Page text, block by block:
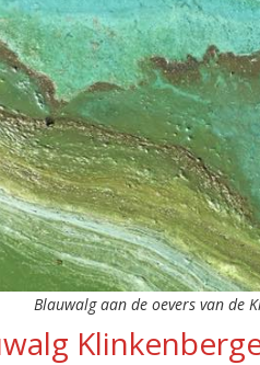
Blauwalg aan de oevers van de